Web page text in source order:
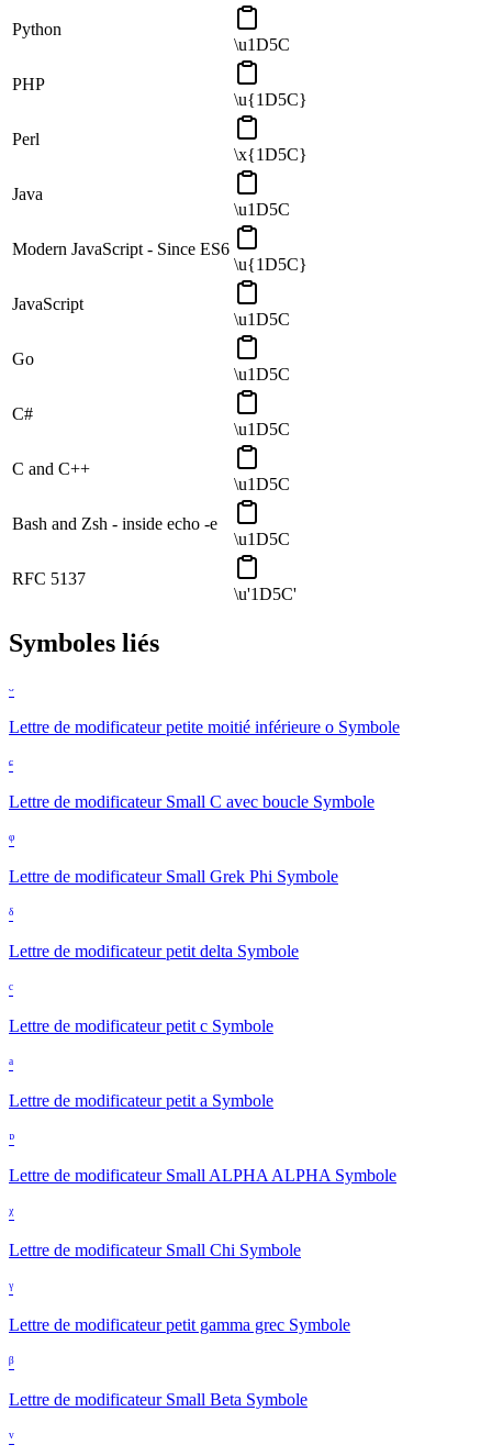
Python
\u1D5C
PHP
\u{1D5C}
Perl
\x{1D5C}
Java
\u1D5C
Modern JavaScript - Since ES6
\u{1D5C}
JavaScript
\u1D5C
Go
\u1D5C
C#
\u1D5C
C and C++
\u1D5C
Bash and Zsh - inside echo -e
\u1D5C
RFC 5137
\u'1D5C'
Symboles liés
ᵕ
Lettre de modificateur petite moitié inférieure o Symbole
ᶝ
Lettre de modificateur Small C avec boucle Symbole
ᵠ
Lettre de modificateur Small Grek Phi Symbole
ᵟ
Lettre de modificateur petit delta Symbole
ᶜ
Lettre de modificateur petit c Symbole
ᵃ
Lettre de modificateur petit a Symbole
ᶛ
Lettre de modificateur Small ALPHA ALPHA Symbole
ᵡ
Lettre de modificateur Small Chi Symbole
ᵞ
Lettre de modificateur petit gamma grec Symbole
ᵝ
Lettre de modificateur Small Beta Symbole
ᵛ